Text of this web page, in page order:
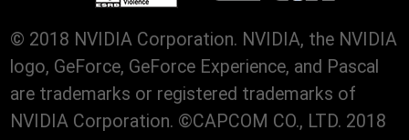
© 2018 NVIDIA Corporation. NVIDIA, the NVIDIA
logo, GeForce, GeForce Experience, and Pascal
are trademarks or registered trademarks of
NVIDIA Corporation. ©CAPCOM CO., LTD. 2018